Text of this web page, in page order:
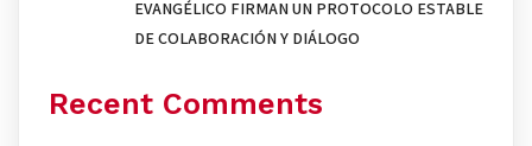
EVANGÉLICO FIRMAN UN PROTOCOLO ESTABLE
DE COLABORACIÓN Y DIÁLOGO
Recent Comments